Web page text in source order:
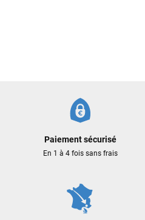
Paiement sécurisé
En 1 à 4 fois sans frais
du matos d'occasion de bonne
je n'aurais jamais pensé !
et en plus super sympas. Merci